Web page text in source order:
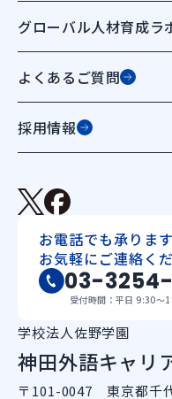
グローバル人材育成ラ
よくあるご質問
採用情報
お電話でも承ります
お気軽にご連絡くだ
03-
受付時間：平日 9:30〜
学校法人佐野学園
神田外語キャリ
〒101-0047 東京都千